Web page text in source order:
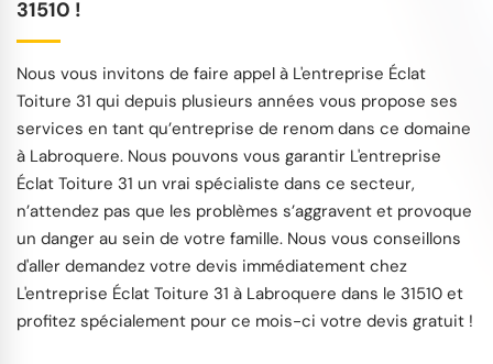
31510 !
Nous vous invitons de faire appel à L'entreprise Éclat
Toiture 31 qui depuis plusieurs années vous propose ses
services en tant qu’entreprise de renom dans ce domaine
à Labroquere. Nous pouvons vous garantir L'entreprise
Éclat Toiture 31 un vrai spécialiste dans ce secteur,
n’attendez pas que les problèmes s’aggravent et provoque
un danger au sein de votre famille. Nous vous conseillons
d'aller demandez votre devis immédiatement chez
L'entreprise Éclat Toiture 31 à Labroquere dans le 31510 et
profitez spécialement pour ce mois-ci votre devis gratuit !